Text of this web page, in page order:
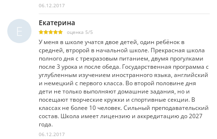
06.12.2017
Е
Екатерина
оценка 5/5
У меня в школе учатся двое детей, один ребёнок в
средней, втророй в начальной школе. Прекрасная школа
полного дня с трехразовым питанием, двумя прогулками
после 3 урока и после обеда. Государственная программа с
углубленным изучением иностранного языка, английский
и немецкий с первого класса. Во второй половине дня
дети не только выполняют домашние задания, но и
посещают творческие кружки и спортивные секции. В
классах не более 10 человек. Сильный преподавательский
состав. Школа имеет лицензию и аккредитацию до 2027
года.
06.12.2017